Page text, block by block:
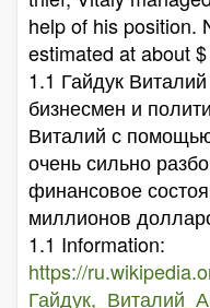
help of his position.
estimated at about
1.1 Гайдук
бизнесмен и
Виталий с
очень сильно
финансовое
миллионов
1.1 Information:
https://